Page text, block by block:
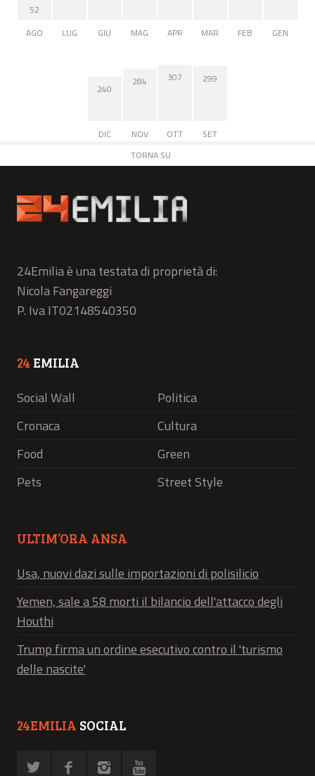
52
AGO
LUG GIU MAG APR MAR FEB GEN
240
DIC
284
NOV
307
OTT
299
SET
TORNA SU
24Emilia è una testata di proprietà di:
Nicola Fangareggi
P. Iva IT02148540350
24 EMILIA
Social Wall
Politica
Cronaca
Cultura
Food
Green
Pets
Street Style
ULTIM’ORA ANSA
Usa, nuovi dazi sulle importazioni di polisilicio
Yemen, sale a 58 morti il bilancio dell'attacco degli
Houthi
Trump firma un ordine esecutivo contro il 'turismo
delle nascite'
24EMILIA SOCIAL